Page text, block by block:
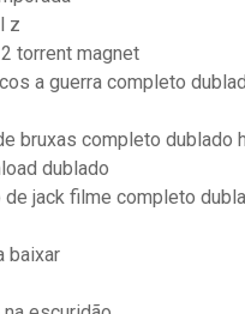
z
torrent magnet
a guerra completo
bruxas completo dublado
dublado
de jack filme completo
baixar